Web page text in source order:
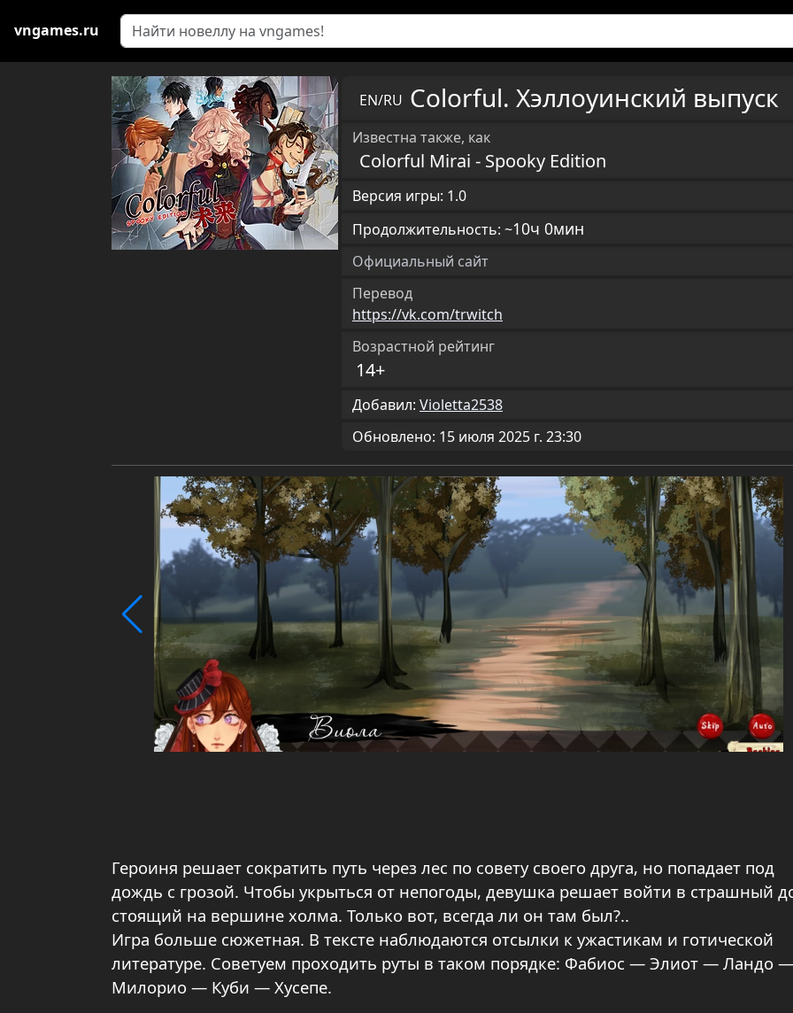
vngames.ru
EN/RU Colorful. Хэллоуинский выпуск
Известна также, как
Colorful Mirai - Spooky Edition
Версия игры: 1.0
Продолжительность: ~10ч 0мин
Официальный сайт
Перевод
https://vk.com/trwitch
Возрастной рейтинг
14+
Добавил: Violetta2538
Обновлено: 15 июля 2025 г. 23:30
Героиня решает сократить путь через лес по совету своего друга, но попадает под
дождь с грозой. Чтобы укрыться от непогоды, девушка решает войти в страшный
стоящий на вершине холма. Только вот, всегда ли он там был?..
Игра больше сюжетная. В тексте наблюдаются отсылки к ужастикам и готической
литературе. Советуем проходить руты в таком порядке: Фабиос — Элиот — Ландо —
Милорио — Куби — Хусепе.